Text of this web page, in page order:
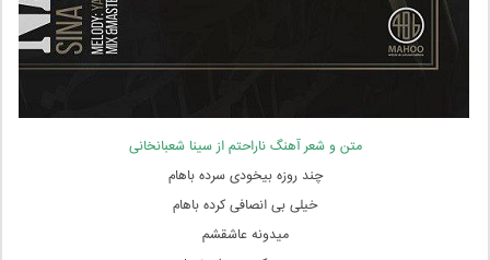
متن و شعر آهنگ ناراحتم از سینا شعبانخانی
چند روزه بیخودی سرده باهام
خیلی بی انصافی کرده باهام
میدونه عاشقشم